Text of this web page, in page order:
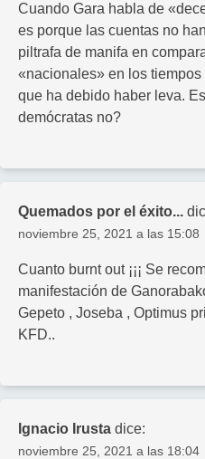
Cuando Gara habla de
es porque las cuentas no
piltrafa de manifa en
«nacionales» en los
que ha debido haber leva.
demócratas no?
Quemados por el éxito...
noviembre 25, 2021 a las 15:08
Cuanto burnt out ¡¡¡ Se
manifestación de
Gepeto , Joseba , Optimus
KFD..
Ignacio Irusta dice:
noviembre 25, 2021 a las 18:04